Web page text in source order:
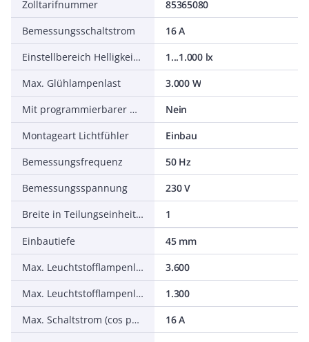
Zolltarifnummer
85365080
Bemessungsschaltstrom
16 A
Einstellbereich Helligkeitswert
1...1.000 lx
Max. Glühlampenlast
3.000 W
Mit programmierbarer Nachtabschaltung
Nein
Montageart Lichtfühler
Einbau
Bemessungsfrequenz
50 Hz
Bemessungsspannung
230 V
Breite in Teilungseinheiten
1
Einbautiefe
45 mm
Max. Leuchtstofflampenlast
3.600
Max. Leuchtstofflampenlast (parallel kompensiert)
1.300
Max. Schaltstrom (cos phi = 0,6)
16 A